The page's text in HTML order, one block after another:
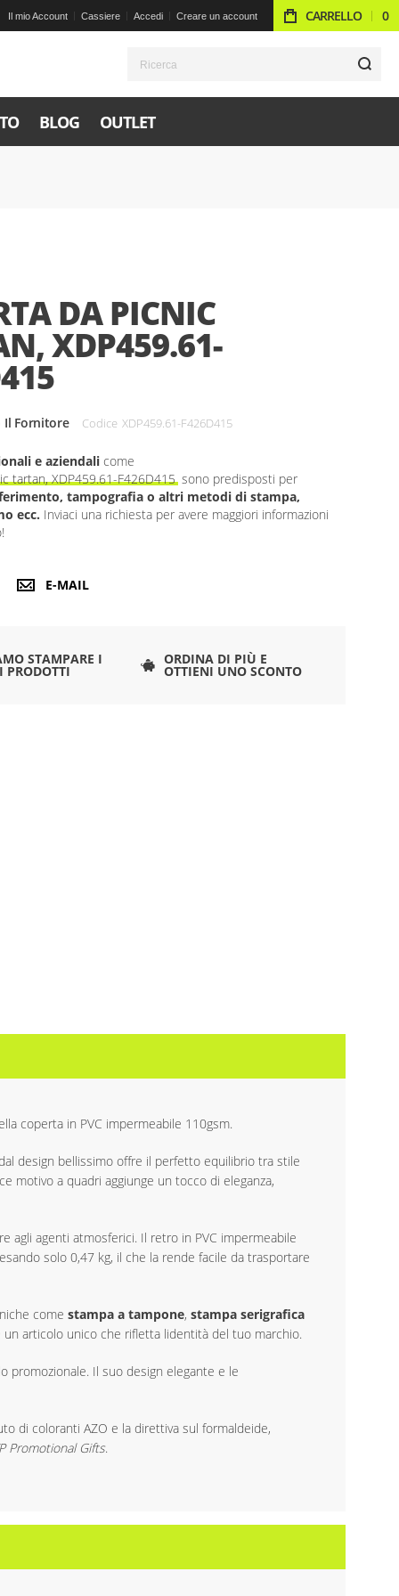
Il mio Account Cassiere Accedi Creare un account CARRELLO 0
BLOG OUTLET
DA PICNIC
XDP459.61-
Il Fornitore Codice XDP459.61-F426D415
e aziendali come
tartan, XDP459.61-F426D415 sono predisposti per
tampografia o altri metodi di stampa,
ecc. Inviaci una richiesta per avere maggiori informazioni
E-MAIL
STAMPARE I
PRODOTTI
ORDINA DI PIÙ E
OTTIENI UNO SCONTO
coperta in PVC impermeabile 110gsm.
design bellissimo offre il perfetto equilibrio tra stile
motivo a quadri aggiunge un tocco di eleganza,
agli agenti atmosferici. Il retro in PVC impermeabile
solo 0,47 kg, il che la rende facile da trasportare
come stampa a tampone, stampa serigrafica
un articolo unico che rifletta lidentità del tuo marchio.
promozionale. Il suo design elegante e le
di coloranti AZO e la direttiva sul formaldeide,
Promotional Gifts.